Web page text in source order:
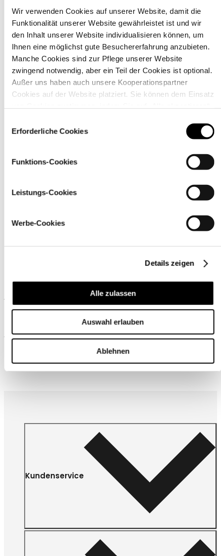
Wir verwenden Cookies auf unserer Website, damit die
Funktionalität unserer Website gewährleistet ist und wir
den Inhalt unserer Website individualisieren können, um
Ihnen eine möglichst gute Besuchererfahrung anzubieten.
Manche Cookies sind zur Pflege unserer Website
zwingend notwendig, aber ein Teil der Cookies ist optional.
Außer uns haben auch unsere Kooperationspartner
Cookies auf der Website platziert. Sie können dem Einsatz
über den Link „Cookie-Einstellungen
Erforderliche Cookies
Funktions-Cookies
Leistungs-Cookies
Werbe-Cookies
Details zeigen
Alle zulassen
Auswahl erlauben
Ablehnen
Material
Pflegehinweise
Ähnliche Produkte
Wird oft zusammen gekauft
Kundenservice